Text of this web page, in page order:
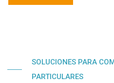
SOLUCIONES PARA
PARTICULARES